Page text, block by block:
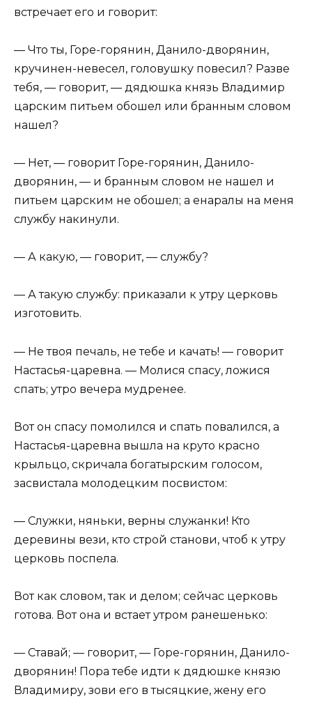
встречает его и говорит:
— Что ты, Горе-горянин, Данило-дворянин,
кручинен-невесел, головушку повесил? Разве
тебя, — говорит, — дядюшка князь Владимир
царским питьем обошел или бранным словом
нашел?
— Нет, — говорит Горе-горянин, Данило-
дворянин, — и бранным словом не нашел и
питьем царским не обошел; а енаралы на меня
службу накинули.
— А какую, — говорит, — службу?
— А такую службу: приказали к утру церковь
изготовить.
— Не твоя печаль, не тебе и качать! — говорит
Настасья-царевна. — Молися спасу, ложися
спать; утро вечера мудренее.
Вот он спасу помолился и спать повалился, а
Настасья-царевна вышла на круто красно
крыльцо, скричала богатырским голосом,
засвистала молодецким посвистом:
— Служки, няньки, верны служанки! Кто
деревины вези, кто строй станови, чтоб к утру
церковь поспела.
Вот как словом, так и делом; сейчас церковь
готова. Вот она и встает утром ранешенько:
— Ставай; — говорит, — Горе-горянин, Данило-
дворянин! Пора тебе идти к дядюшке князю
Владимиру, зови его в тысяцкие, жену его